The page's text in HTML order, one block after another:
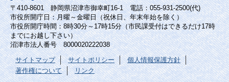
〒410-8601 静岡県沼津市御幸町16-1 電話：055-931-2500(代)
市役所開庁日：月曜～金曜日（祝休日、年末年始を除く）
市役所開庁時間：8時30分～17時15分（市民課受付はできるだけ17時
までにお越し下さい）
沼津市法人番号 8000020222038
サイトマップ サイトポリシー
個人情報保護方針
著作権について
リンク